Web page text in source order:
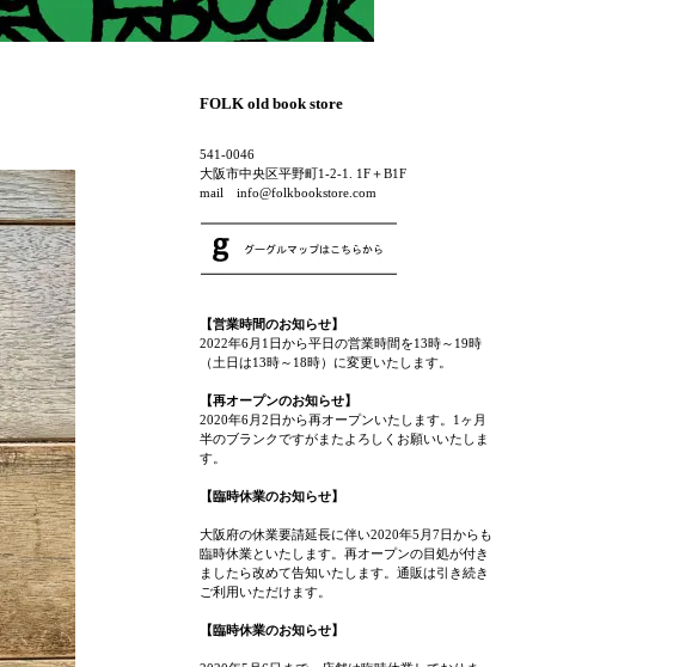
FOLK old book store
541-0046
大阪市中央区平野町1-2-1. 1F＋B1F
mail info@folkbookstore.com
【営業時間のお知らせ】
2022年6月1日から平日の営業時間を13時～19時
（土日は13時～18時）に変更いたします。
【再オープンのお知らせ】
2020年6月2日から再オープンいたします。1ヶ月
半のブランクですがまたよろしくお願いいたしま
す。
【臨時休業のお知らせ】
大阪府の休業要請延長に伴い2020年5月7日からも
臨時休業といたします。再オープンの目処が付き
ましたら改めて告知いたします。通販は引き続き
ご利用いただけます。
【臨時休業のお知らせ】